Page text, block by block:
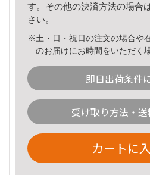
す。その他の決済方法の場合
さい。
※土・日・祝日の注文の場合や
のお届けにお時間をいただく
即日出荷条件
受け取り方法・
カートに